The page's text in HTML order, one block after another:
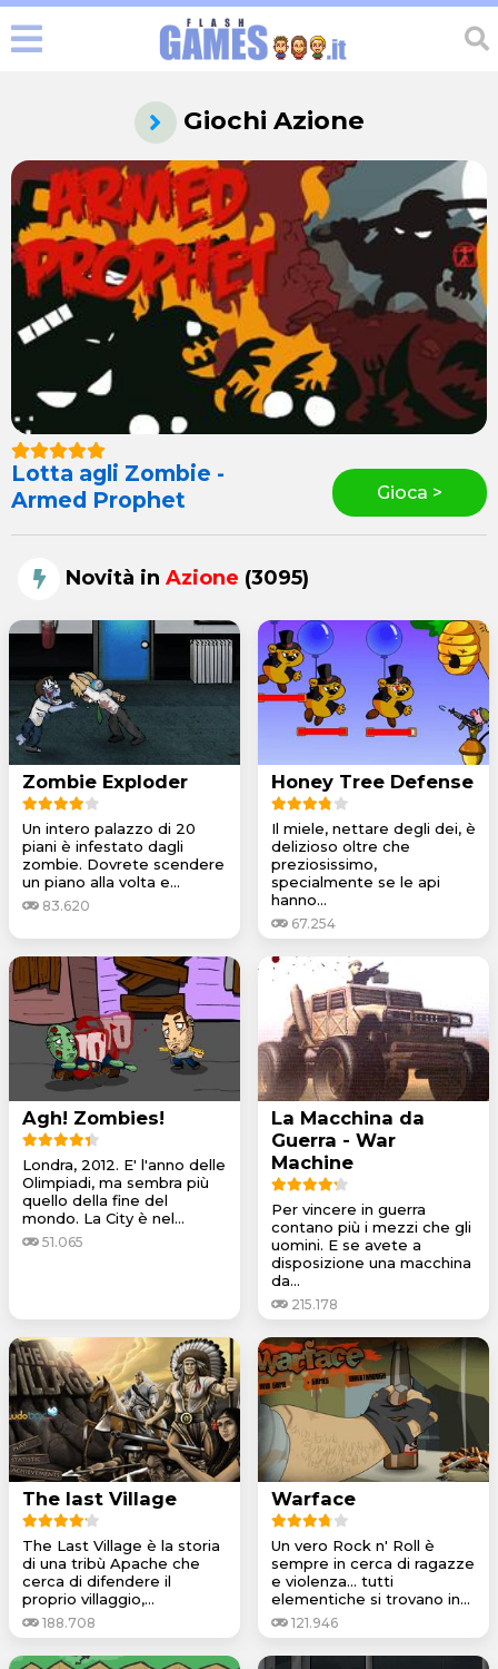
Giochi Azione
Lotta agli Zombie -
Armed Prophet
Gioca >
Novità in Azione (3095)
Zombie Exploder
Un intero palazzo di 20
piani è infestato dagli
zombie. Dovrete scendere
un piano alla volta e...
83.620
Honey Tree Defense
Il miele, nettare degli dei, è
delizioso oltre che
preziosissimo,
specialmente se le api
hanno...
67.254
Agh! Zombies!
Londra, 2012. E' l'anno delle
Olimpiadi, ma sembra più
quello della fine del
mondo. La City è nel...
51.065
La Macchina da
Guerra - War
Machine
Per vincere in guerra
contano più i mezzi che gli
uomini. E se avete a
disposizione una macchina
da...
215.178
The last Village
The Last Village è la storia
di una tribù Apache che
cerca di difendere il
proprio villaggio,...
188.708
Warface
Un vero Rock n' Roll è
sempre in cerca di ragazze
e violenza... tutti
elementiche si trovano in...
121.946